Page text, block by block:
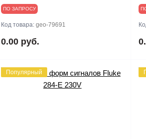
ПО ЗАПРОСУ
Код товара:geo-79691
0.00 руб.
Популярный